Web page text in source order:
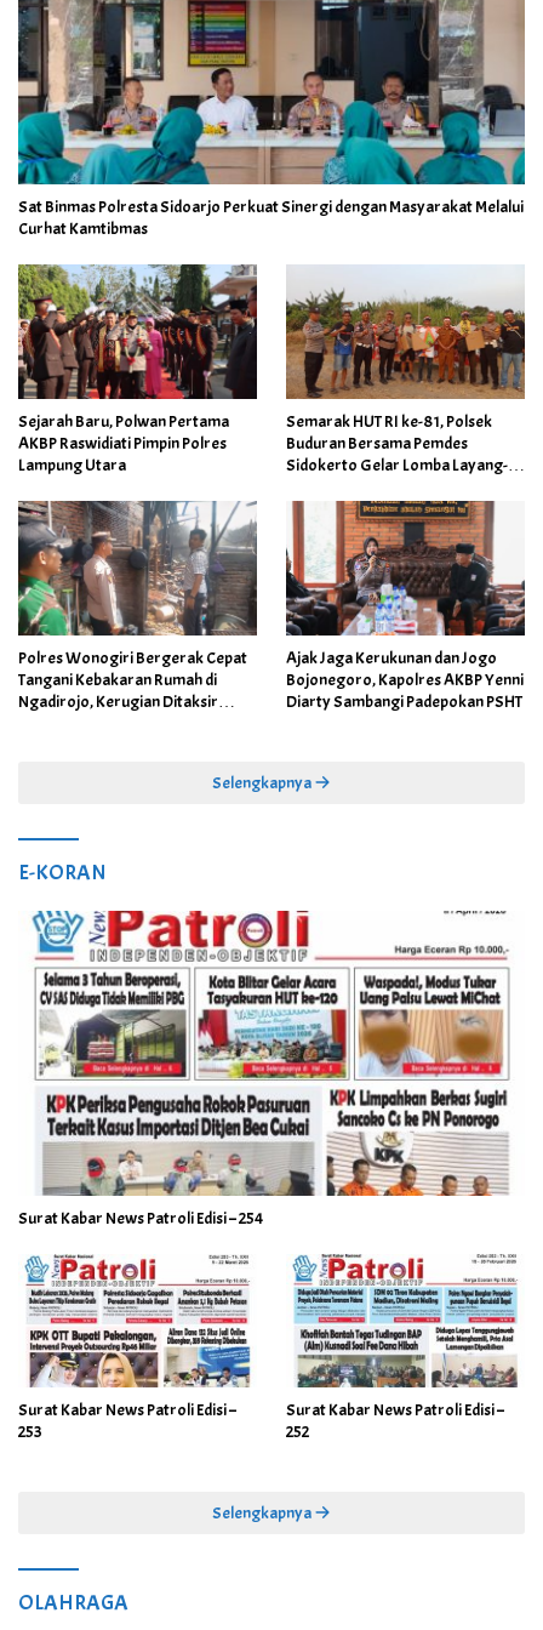
Sat Binmas Polresta Sidoarjo Perkuat Sinergi dengan Masyarakat Melalui
Curhat Kamtibmas
Sejarah Baru, Polwan Pertama
AKBP Raswidiati Pimpin Polres
Lampung Utara
Semarak HUT RI ke-81, Polsek
Buduran Bersama Pemdes
Sidokerto Gelar Lomba Layang-
Polres Wonogiri Bergerak Cepat
Tangani Kebakaran Rumah di
Ngadirojo, Kerugian Ditaksir
Ajak Jaga Kerukunan dan Jogo
Bojonegoro, Kapolres AKBP Yenni
Diarty Sambangi Padepokan PSHT
Selengkapnya
E-KORAN
Surat Kabar News Patroli Edisi – 254
Surat Kabar News Patroli Edisi –
253
Surat Kabar News Patroli Edisi –
252
Selengkapnya
OLAHRAGA